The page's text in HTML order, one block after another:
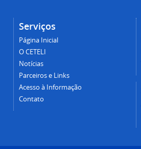
Serviços
Página Inicial
O CETELI
Notícias
Parceiros e Links
Acesso à Informação
Contato